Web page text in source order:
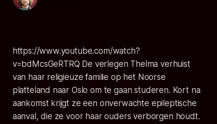
https://www.youtube.com/watch?
v=bdMcsGeRTRQ De verlegen Thelma verhuist
van haar religieuze familie op het Noorse
platteland naar Oslo om te gaan studeren. Kort na
aankomst krijgt ze een onverwachte epileptische
aanval, die ze voor haar ouders verborgen houdt.